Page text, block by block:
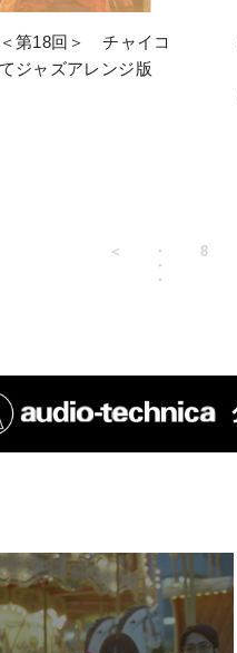
第18回＞ チャイコ
ジャズアレンジ版
＜
・
・
・
8